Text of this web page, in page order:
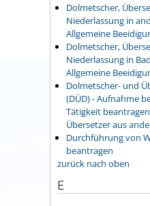
Dolmetscher,
Niederlassung in
Allgemeine
Dolmetscher,
Niederlassung in
Allgemeine
Dolmetscher- und
(DÜD) - Aufnahme
Tätigkeit
Übersetzer aus
Durchführung von
beantragen
zurück nach oben
E